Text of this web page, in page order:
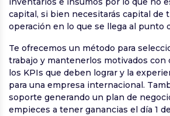
capital, si bien necesitarás capital de
operación en lo que se llega al punto
Te ofrecemos un método para
trabajo y mantenerlos motivados con
los KPIs que deben lograr y la
para una empresa internacional.
soporte generando un plan de
empieces a tener ganancias el día 1